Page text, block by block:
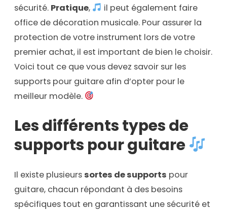
sécurité. Pratique,
il peut également faire
office de décoration musicale. Pour assurer la
protection de votre instrument lors de votre
premier achat, il est important de bien le choisir.
Voici tout ce que vous devez savoir sur les
supports pour guitare afin d’opter pour le
meilleur modèle.
Les différents types de
supports pour guitare
Il existe plusieurs sortes de supports pour
guitare, chacun répondant à des besoins
spécifiques tout en garantissant une sécurité et